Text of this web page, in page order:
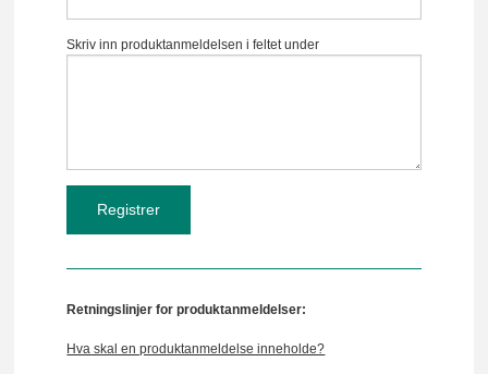
Skriv inn produktanmeldelsen i feltet under
Retningslinjer for produktanmeldelser:
Hva skal en produktanmeldelse inneholde?